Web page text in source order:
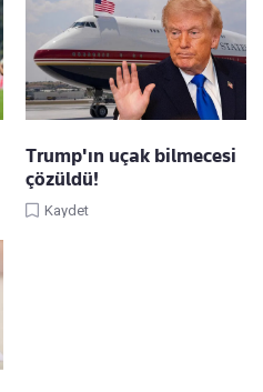
Trump'ın uçak bilmecesi
çözüldü!
Kaydet